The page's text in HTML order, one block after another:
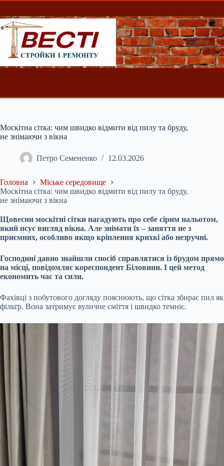
Перейти
вмісту
Москітна сітка: чим швидко відмити від пилу та бруду,
не знімаючи з вікна
Петро Семененко 12.03.2026
Головна
Міське середовище
Москітна сітка: чим швидко відмити від пилу та бруду,
не знімаючи з вікна
Щовесни москітні сітки нагадують про себе сірим нальотом,
який псує вигляд вікна. Але знімати їх – заняття не з
приємних, особливо якщо кріплення крихкі або незручні.
Господині давно знайшли спосіб справлятися із брудом прямо
на місці, повідомляє кореспондент Біловини. І цей метод
економить час та сили.
Фахівці з побутового догляду пояснюють, що сітка збирає пил як
фільтр. Вона затримує вуличне сміття і швидко темніє.